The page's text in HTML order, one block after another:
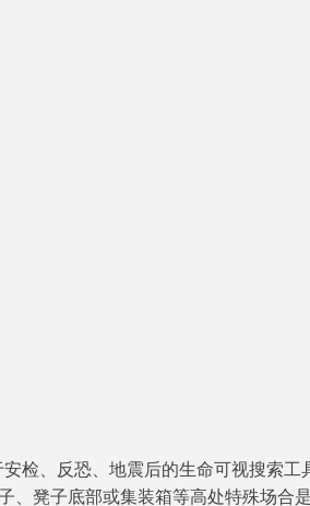
检、反恐、地震后的生命可视搜索
凳子底部或集装箱等高处特殊场合是